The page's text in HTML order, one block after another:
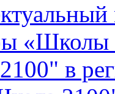
«Школы
в